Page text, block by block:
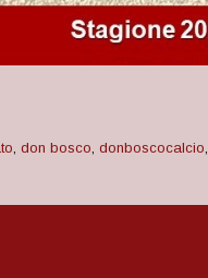
, don bosco, donboscocalcio,